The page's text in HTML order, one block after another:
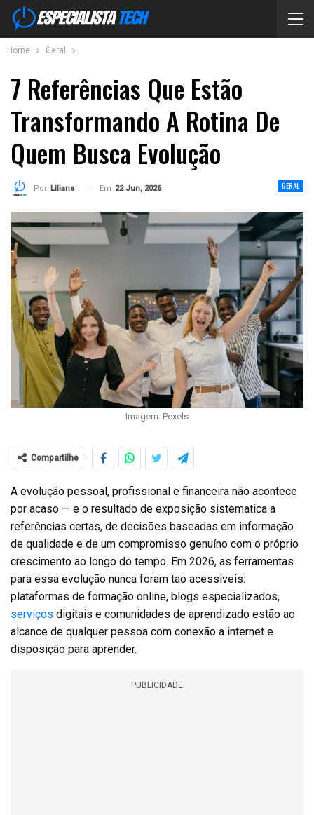
Home Geral
7 Referências Que Estão
Transformando A Rotina De
Quem Busca Evolução
GERAL
Por Liliane Em 22 Jun, 2026
Imagem: Pexels
Compartilhe
A evolução pessoal, profissional e financeira não acontece
por acaso — e o resultado de exposição sistematica a
referências certas, de decisões baseadas em informação
de qualidade e de um compromisso genuíno com o próprio
crescimento ao longo do tempo. Em 2026, as ferramentas
para essa evolução nunca foram tao acessiveis:
plataformas de formação online, blogs especializados,
serviços digitais e comunidades de aprendizado estão ao
alcance de qualquer pessoa com conexão a internet e
disposição para aprender.
PUBLICIDADE